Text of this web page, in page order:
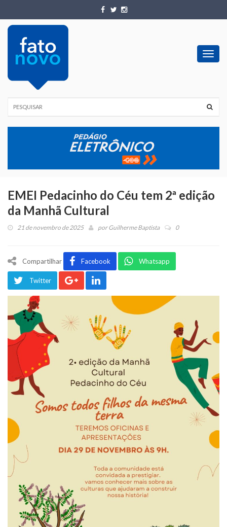
EMEI Pedacinho do Céu tem 2ª edição
da Manhã Cultural
21 de novembro de 2025 porGuilherme Baptista 0
Compartilhar Facebook Whatsapp
Twitter